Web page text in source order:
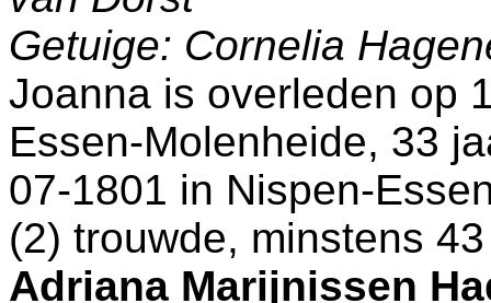
Getuige: Cornelia
Joanna is overleden op
Essen-Molenheide, 33
07-1801 in Nispen-
(2) trouwde, minstens
Adriana Marijnissen